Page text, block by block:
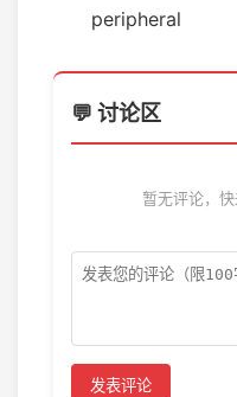
peripheral
💬 讨论区
暂无评论，快
发表评论